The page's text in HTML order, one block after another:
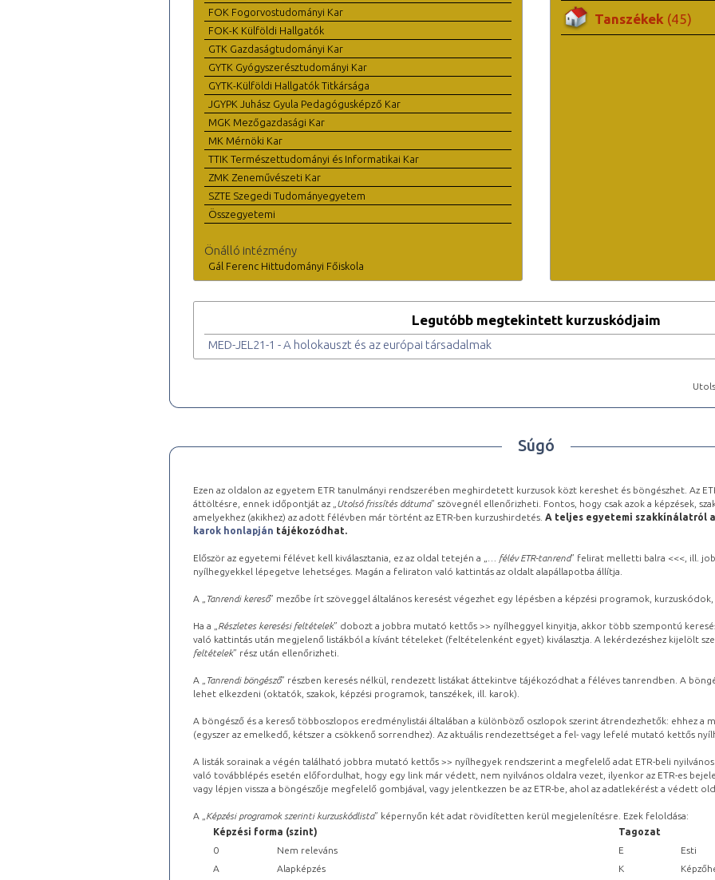
FOK Fogorvostudományi Kar
FOK-K Külföldi Hallgatók
GTK Gazdaságtudományi Kar
GYTK Gyógyszerésztudományi Kar
GYTK-Külföldi Hallgatók Titkársága
JGYPK Juhász Gyula Pedagógusképző Kar
MGK Mezőgazdasági Kar
MK Mérnöki Kar
TTIK Természettudományi és Informatikai Kar
ZMK Zeneművészeti Kar
SZTE Szegedi Tudományegyetem
Összegyetemi
Önálló intézmény
Gál Ferenc Hittudományi Főiskola
Tanszékek (45)
Legutóbb megtekintett kurzuskódjaim
MED-JEL21-1 - A holokauszt és az európai társadalmak
Súgó
Ezen az oldalon az egyetem ETR tanulmányi rendszerében meghirdetett kurzusok közt kereshet és böngészhet. Az
áttöltésre, ennek időpontját az „ Utolsó frissítés dátuma” szövegnél ellenőrizheti. Fontos, hogy csak azok a képzések,
amelyekhez (akikhez) az adott félévben már történt az ETR-ben kurzushirdetés. A teljes egyetemi szakkínálatról a
karok honlapján tájékozódhat.
Először az egyetemi félévet kell kiválasztania, ez az oldal tetején a „ … félév ETR-tanrend” felirat melletti balra <<<, ill.
nyílhegyekkel lépegetve lehetséges. Magán a feliraton való kattintás az oldalt alapállapotba állítja.
A „ Tanrendi kereső” mezőbe írt szöveggel általános keresést végezhet egy lépésben a képzési programok,
Ha a „ Részletes keresési feltételek” dobozt a jobbra mutató kettős >> nyílheggyel kinyitja, akkor több szempontú
való kattintás után megjelenő listákból a kívánt tételeket (feltételenként egyet) kiválasztja. A lekérdezéshez kijelölt
feltételek” rész után ellenőrizheti.
A „ Tanrendi böngésző” részben keresés nélkül, rendezett listákat áttekintve tájékozódhat a féléves tanrendben. A
lehet elkezdeni (oktatók, szakok, képzési programok, tanszékek, ill. karok).
A böngésző és a kereső többoszlopos eredménylistái általában a különböző oszlopok szerint átrendezhetők: ehhez a
(egyszer az emelkedő, kétszer a csökkenő sorrendhez). Az aktuális rendezettséget a fel- vagy lefelé mutató kettős
A listák sorainak a végén található jobbra mutató kettős >> nyílhegyek rendszerint a megfelelő adat ETR-beli
való továbblépés esetén előfordulhat, hogy egy link már védett, nem nyilvános oldalra vezet, ilyenkor az ETR-es
vagy lépjen vissza a böngészője megfelelő gombjával, vagy jelentkezzen be az ETR-be, ahol az adatlekérést a védett
A „ Képzési programok szerinti kurzuskódlista” képernyőn két adat rövidítetten kerül megjelenítésre. Ezek feloldása:
Képzési forma (szint)
Tagozat
0
Nem releváns E
Esti
A
Alapképzés K